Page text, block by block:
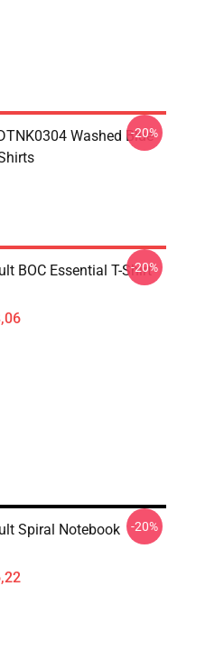
Washed Blue
-20%
BOC Essential T-Shirt
-20%
Spiral Notebook -20%